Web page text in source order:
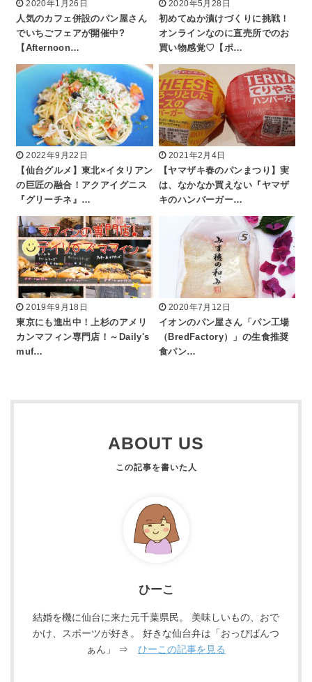
2020年1月26日
人気のカフェ併設のパン屋さん
でいちごフェアが開催中?
【Afternoon…
2020年5月28日
初めてぬか漬けづくりに挑戦！
オンラインなのに直売所でのお
買い物感覚♡【ポ…
2022年9月22日
【仙台グルメ】東北×イタリアン
の巨匠の融合！アクアイグニス
『グリーチネ』…
2021年2月4日
【ヤマザキ春のパンまつり】実
は、なかなか買えない『ヤマザ
キのハンバーガー…
2019年9月18日
東京にも進出中！上杉のアメリ
カンマフィン専門店！～Daily's
muf…
2020年7月12日
イオンのパン屋さん「パン工場
（BredFactory）」の生食推奨
食パン…
ABOUT US
ひーこ
結婚を機に仙台に来た元千葉県民。 美味しいもの、おで
かけ、スポーツが好き。 好きな仙台弁は「おっぴばんつ
ぁん」 ⇒ ひーこの記事を見る